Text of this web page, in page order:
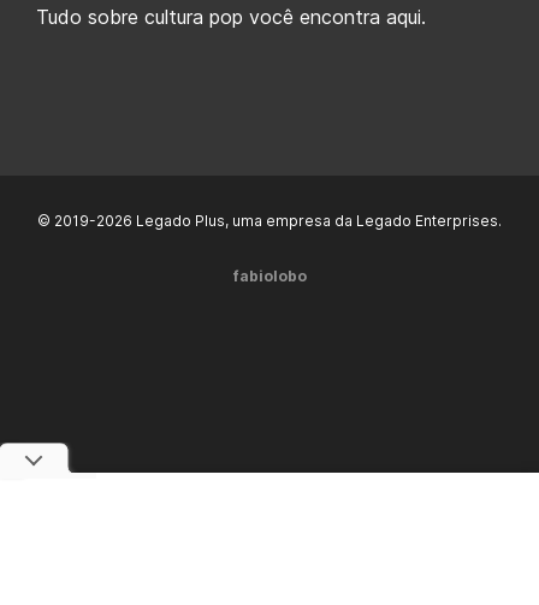
Tudo sobre cultura pop você encontra aqui.
© 2019-2026 Legado Plus, uma empresa da Legado Enterprises.
fabiolobo